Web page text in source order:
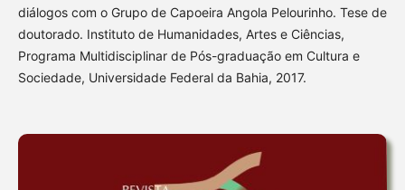
diálogos com o Grupo de Capoeira Angola Pelourinho. Tese de
doutorado. Instituto de Humanidades, Artes e Ciências,
Programa Multidisciplinar de Pós-graduação em Cultura e
Sociedade, Universidade Federal da Bahia, 2017.